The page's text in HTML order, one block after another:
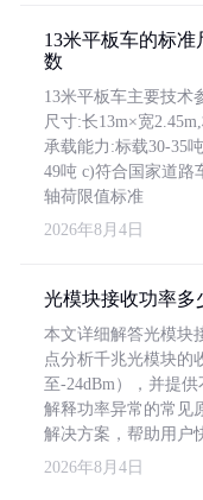
13米平板车的标准
数
13米平板车主要技术
尺寸:长13m×宽
承载能力:标载30-35
49吨 c)符合国家道路
轴荷限值标准
2026年8月4日
光模块接收功率多
本文详细解答光模块
点分析千兆光模块的
至-24dBm），并提
解释功率异常的常见
解决方案，帮助用户
2026年8月4日